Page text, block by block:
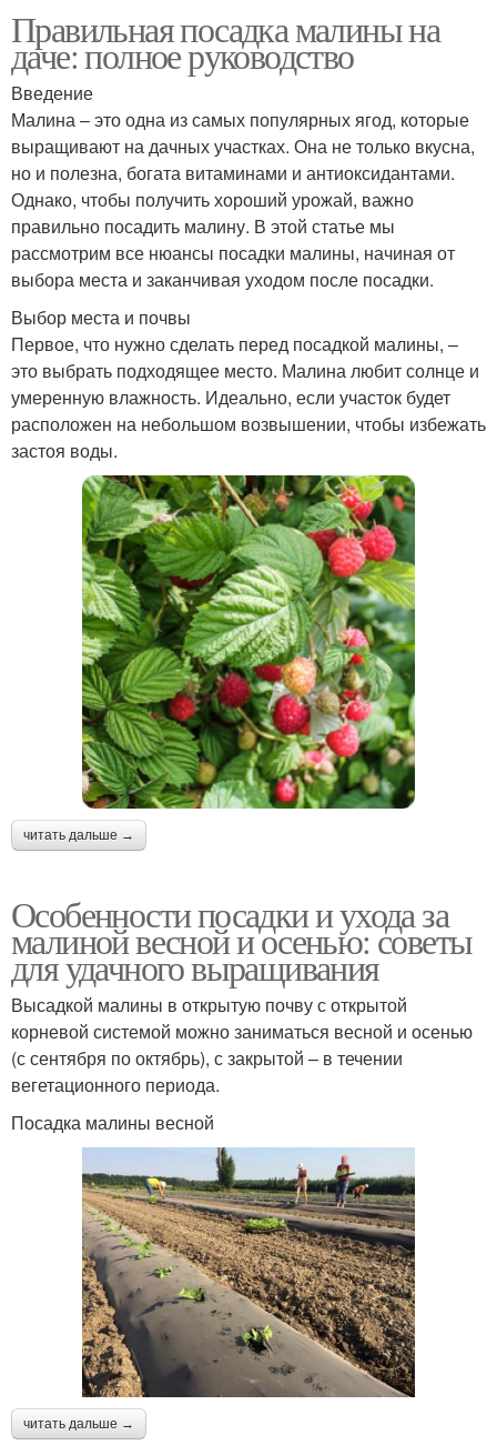
Правильная посадка малины на
даче: полное руководство
Введение
Малина – это одна из самых популярных ягод, которые
выращивают на дачных участках. Она не только вкусна,
но и полезна, богата витаминами и антиоксидантами.
Однако, чтобы получить хороший урожай, важно
правильно посадить малину. В этой статье мы
рассмотрим все нюансы посадки малины, начиная от
выбора места и заканчивая уходом после посадки.
Выбор места и почвы
Первое, что нужно сделать перед посадкой малины, –
это выбрать подходящее место. Малина любит солнце и
умеренную влажность. Идеально, если участок будет
расположен на небольшом возвышении, чтобы избежать
застоя воды.
читать дальше →
Особенности посадки и ухода за
малиной весной и осенью: советы
для удачного выращивания
Высадкой малины в открытую почву с открытой
корневой системой можно заниматься весной и осенью
(с сентября по октябрь), с закрытой – в течении
вегетационного периода.
Посадка малины весной
читать дальше →